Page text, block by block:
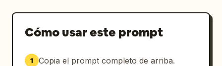
[Dirección del acabado]
Introducir aquí
*Ej.: enfatizar el realismo/sensación de
utilidad práctica de los trajes, centrarse
Cómo usar este prompt
1 Copia el prompt completo de arriba.